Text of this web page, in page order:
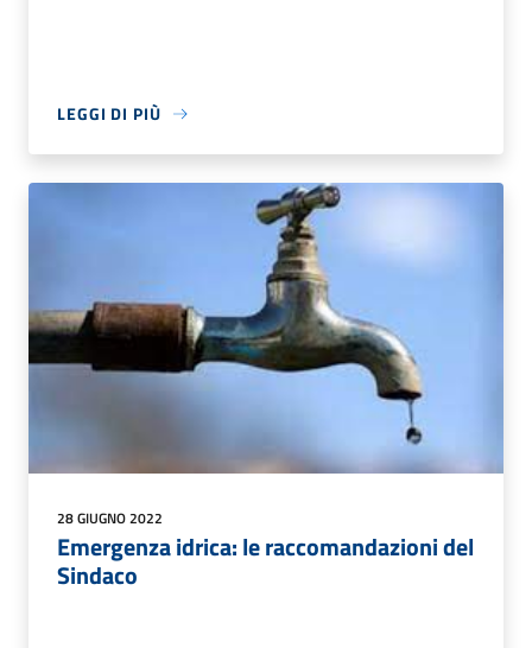
LEGGI DI PIÙ
28 GIUGNO 2022
Emergenza idrica: le raccomandazioni del
Sindaco